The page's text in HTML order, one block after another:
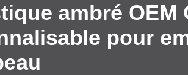
ambré OEM
pour